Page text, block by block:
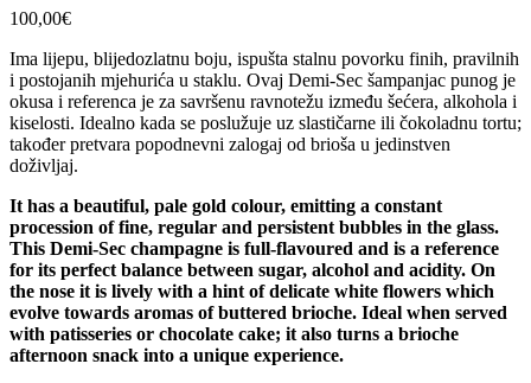
100,00€
Ima lijepu, blijedozlatnu boju, ispušta stalnu povorku finih, pravilnih
i postojanih mjehurića u staklu. Ovaj Demi-Sec šampanjac punog je
okusa i referenca je za savršenu ravnotežu između šećera, alkohola i
kiselosti. Idealno kada se poslužuje uz slastičarne ili čokoladnu tortu;
također pretvara popodnevni zalogaj od brioša u jedinstven
doživljaj.
It has a beautiful, pale gold colour, emitting a constant
procession of fine, regular and persistent bubbles in the glass.
This Demi-Sec champagne is full-flavoured and is a reference
for its perfect balance between sugar, alcohol and acidity. On
the nose it is lively with a hint of delicate white flowers which
evolve towards aromas of buttered brioche. Ideal when served
with patisseries or chocolate cake; it also turns a brioche
afternoon snack into a unique experience.